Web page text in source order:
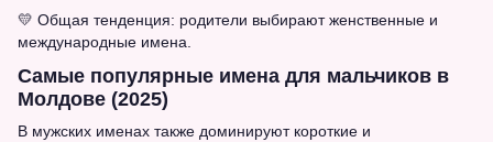
💛 Общая тенденция: родители выбирают женственные и
международные имена.
Самые популярные имена для мальчиков в
Молдове (2025)
В мужских именах также доминируют короткие и